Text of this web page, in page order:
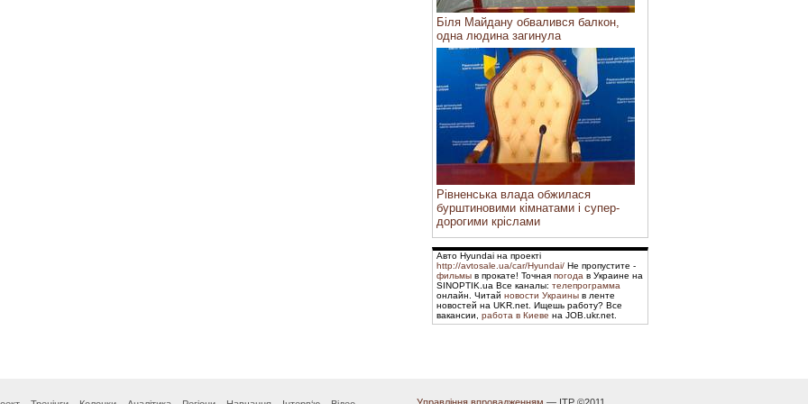
Біля Майдану обвалився балкон,
одна людина загинула
Рівненська влада обжилася
бурштиновими кімнатами і супер-
дорогими кріслами
Авто Hyundai на проекті
http://avtosale.ua/car/Hyundai/ Не пропустите -
фильмы в прокате! Точная погода в Украине на
SINOPTIK.ua Все каналы: телепрограмма
онлайн. Читай новости Украины в ленте
новостей на UKR.net. Ищешь работу? Все
вакансии, работа в Киеве на JOB.ukr.net.